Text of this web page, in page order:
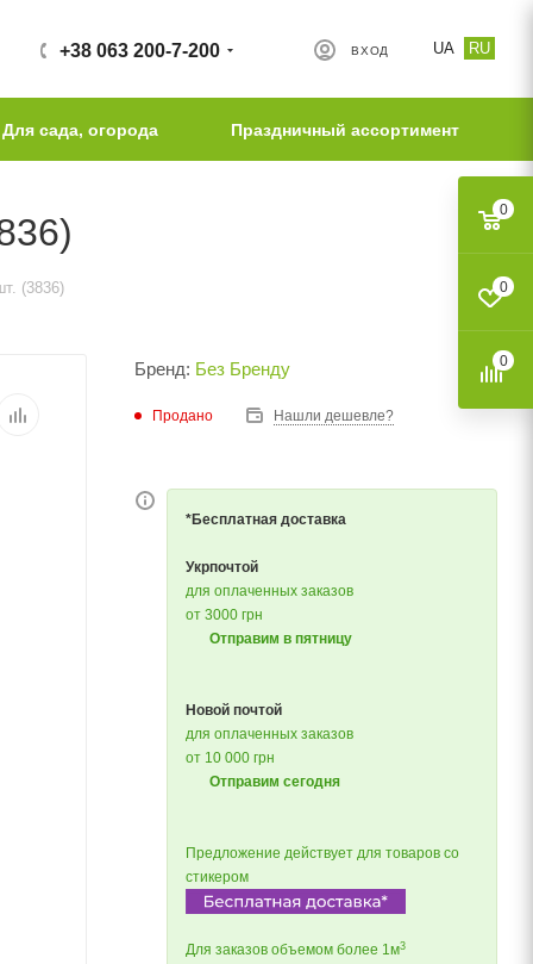
UA RU
ВХОД
+38 063 200-7-200
Для сада, огорода Праздничный ассортимент
(3836)
Бренд: Без Бренду
Продано Нашли дешевле?
*Бесплатная доставка
Укрпочтой
для оплаченных заказов
от 3000 грн
Отправим в пятницу
Новой почтой
для оплаченных заказов
от 10 000 грн
Отправим сегодня
Предложение действует для товаров со
стикером
Для заказов объемом более 1м3
0
0
0